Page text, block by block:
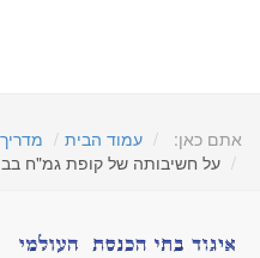
אתם כאן: עמוד הבית
על חשיבותה של קופת גמ"ח